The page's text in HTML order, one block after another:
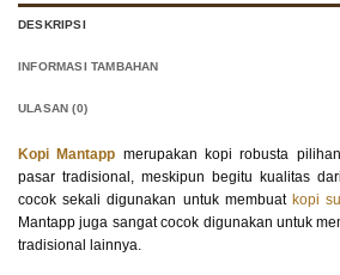
DESKRIPSI
INFORMASI TAMBAHAN
ULASAN (0)
Kopi Mantapp merupakan kopi robusta
pasar tradisional, meskipun begitu kualitas
cocok sekali digunakan untuk membuat kopi
Mantapp juga sangat cocok digunakan untuk
tradisional lainnya.